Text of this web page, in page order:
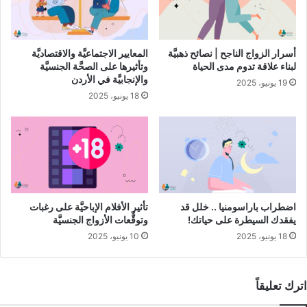
– فئة الإعاقات الحركيَّة:
هم الذين يعانون من خللٍ عامّ في القدرة
على أداء الأنشطة الحركيَّة، وهذا بدوره يؤثِّر سلبًا على النموّ
الاجتماعي والعقلي لديهم.
– فئة اضطرابات التواصل والتفاعل مع الآخرين:
القدرة على التعبير عن أفكارهم بعبارات وجُمَل سليمة ومفهومة.
– فئة صعوبات التعلُّم:تتمثَّل في وجود اضطرابات في العمليات
الفكريَّة في الدماغ والتي تتداخل مع فهم واستعمال اللغة، ومن
الأمثلة على ذلك اضطرابات التحدُّث.
– فئة اضطراب طيف
وهي الفئة المصابة باضطرابات في
أسرار الزواج الناجح | نصائح ذهبيَّة
لبناء علاقة تدوم مدى الحياة
19 يونيو، 2025
المعايير الاجتماعيَّة والاقتصاديَّة
وتأثيرها على الصحَّة الجنسيَّة
والإنجابيَّة في الأردن
18 يونيو، 2025
اضطراب باراسومنيا .. خلل قد
يفقدك السيطرة على حياتك!
18 يونيو، 2025
تأثير الأفلام الإباحيَّة على رغبات
وتوقُّعات الأزواج الجنسيَّة
10 يونيو، 2025
اترك تعليقاً